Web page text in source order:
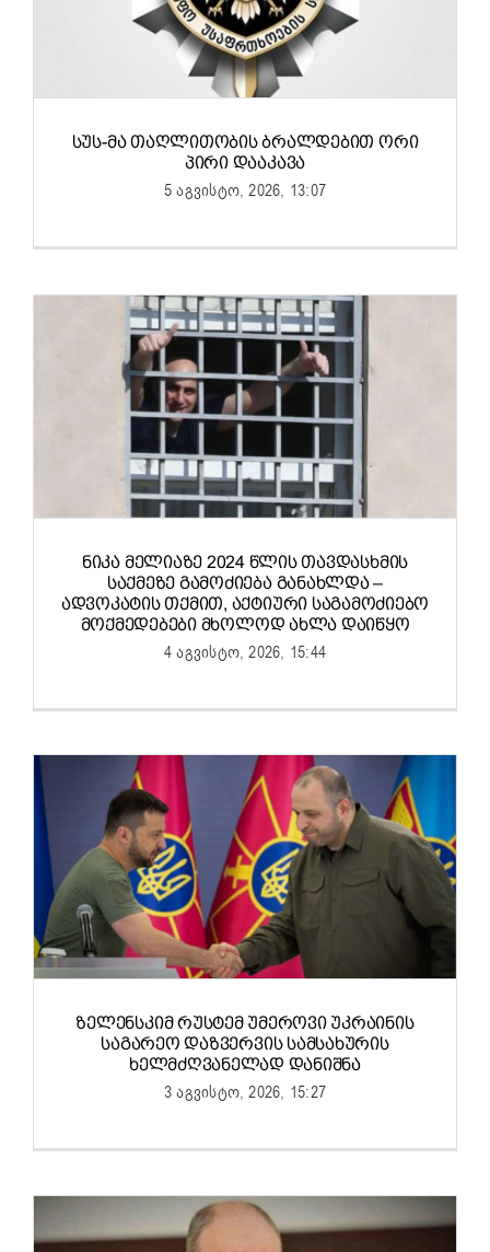
ᲡᲣᲡ-ᲛᲐ ᲗᲐᲦᲚᲘᲗᲝᲑᲘᲡ ᲑᲠᲐᲚᲓᲔᲑᲘᲗ ᲝᲠᲘ
ᲞᲘᲠᲘ ᲓᲐᲐᲙᲐᲕᲐ
5 აგვისტო, 2026, 13:07
ᲜᲘᲙᲐ ᲛᲔᲚᲘᲐᲖᲔ 2024 ᲬᲚᲘᲡ ᲗᲐᲕᲓᲐᲡᲮᲛᲘᲡ
ᲡᲐᲥᲛᲔᲖᲔ ᲒᲐᲛᲝᲫᲘᲔᲑᲐ ᲒᲐᲜᲐᲮᲚᲓᲐ –
ᲐᲓᲕᲝᲙᲐᲢᲘᲡ ᲗᲥᲛᲘᲗ, ᲐᲥᲢᲘᲣᲠᲘ ᲡᲐᲒᲐᲛᲝᲫᲘᲔᲑᲝ
ᲛᲝᲥᲛᲔᲓᲔᲑᲔᲑᲘ ᲛᲮᲝᲚᲝᲓ ᲐᲮᲚᲐ ᲓᲐᲘᲬᲧᲝ
4 აგვისტო, 2026, 15:44
ᲖᲔᲚᲔᲜᲡᲙᲘᲛ ᲠᲣᲡᲢᲔᲛ ᲣᲛᲔᲠᲝᲕᲘ ᲣᲙᲠᲐᲘᲜᲘᲡ
ᲡᲐᲒᲐᲠᲔᲝ ᲓᲐᲖᲕᲔᲠᲕᲘᲡ ᲡᲐᲛᲡᲐᲮᲣᲠᲘᲡ
ᲮᲔᲚᲛᲫᲦᲕᲐᲜᲔᲚᲐᲓ ᲓᲐᲜᲘᲨᲜᲐ
3 აგვისტო, 2026, 15:27